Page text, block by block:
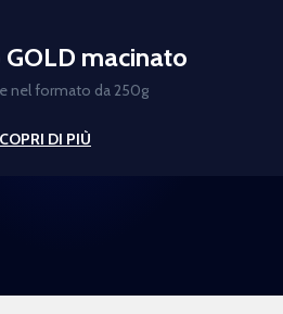
macinato
nel formato da 250g
DI PIÙ